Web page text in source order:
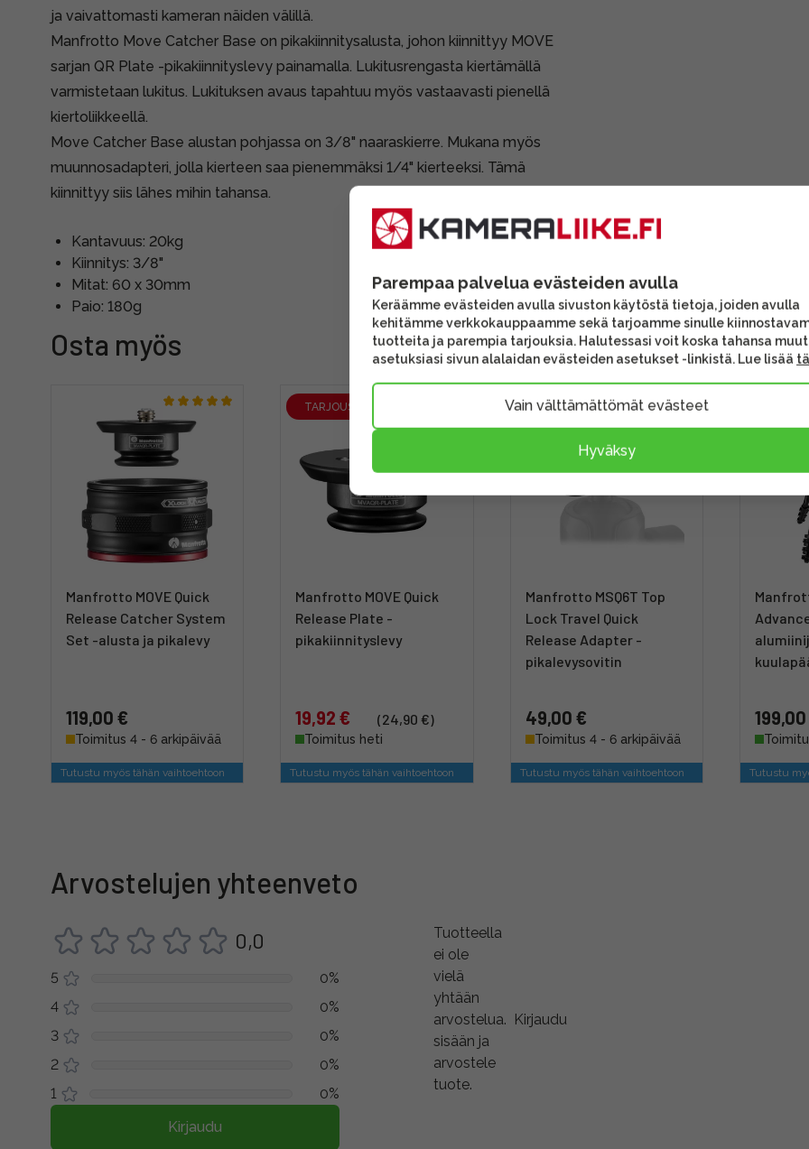
ja vaivattomasti kameran näiden välillä.
Manfrotto Move Catcher Base on pikakiinnitysalusta, johon kiinnittyy MOVE
sarjan QR Plate -pikakiinnityslevy painamalla. Lukitusrengasta kiertämällä
varmistetaan lukitus. Lukituksen avaus tapahtuu myös vastaavasti pienellä
kiertoliikkeellä.
Move Catcher Base alustan pohjassa on 3/8" naaraskierre. Mukana myös
muunnosadapteri, jolla kierteen saa pienemmäksi 1/4" kierteeksi. Tämä
kiinnittyy siis lähes mihin tahansa.
Kantavuus: 20kg
Kiinnitys: 3/8"
Mitat: 60 x 30mm
Paio: 180g
Osta myös
Manfrotto MOVE Quick
Release Catcher System
Set -alusta ja pikalevy
119,00 €
Toimitus 4 - 6 arkipäivää
Tutustu myös tähän vaihtoehtoon
TARJOUS
Manfrotto MOVE Quick
Release Plate -
pikakiinnityslevy
19,92 € (24,90 €)
Toimitus heti
Tutustu myös tähän vaihtoehtoon
Manfrotto MSQ6T Top
Lock Travel Quick
Release Adapter -
pikalevysovitin
49,00 €
Toimitus 4 - 6 arkipäivää
Tutustu myös tähän vaihtoehtoon Tutustu
Arvostelujen yhteenveto
0,0
5
0%
4
0%
3
0%
2
0%
1
0%
Kirjaudu
Tuotteella
ei ole
vielä
yhtään
arvostelua. Kirjaudu
sisään ja
arvostele
tuote.
Parempaa palvelua evästeiden avulla
Keräämme evästeiden avulla sivuston käytöstä tietoja, joiden avulla
kehitämme verkkokauppaamme sekä tarjoamme sinulle
tuotteita ja parempia tarjouksia. Halutessasi voit koska tahansa
asetuksiasi sivun alalaidan evästeiden asetukset -linkistä. Lue lisää
Vain välttämättömät evästeet
Hyväksy